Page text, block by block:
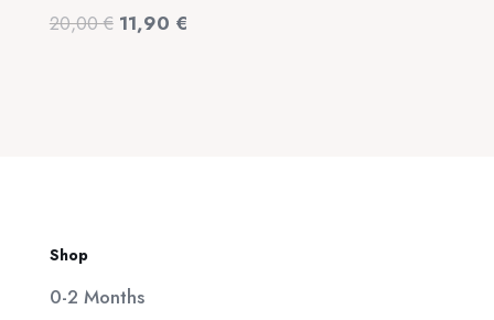
20,00€ Original
11,90 €
Shop
0-2 Months